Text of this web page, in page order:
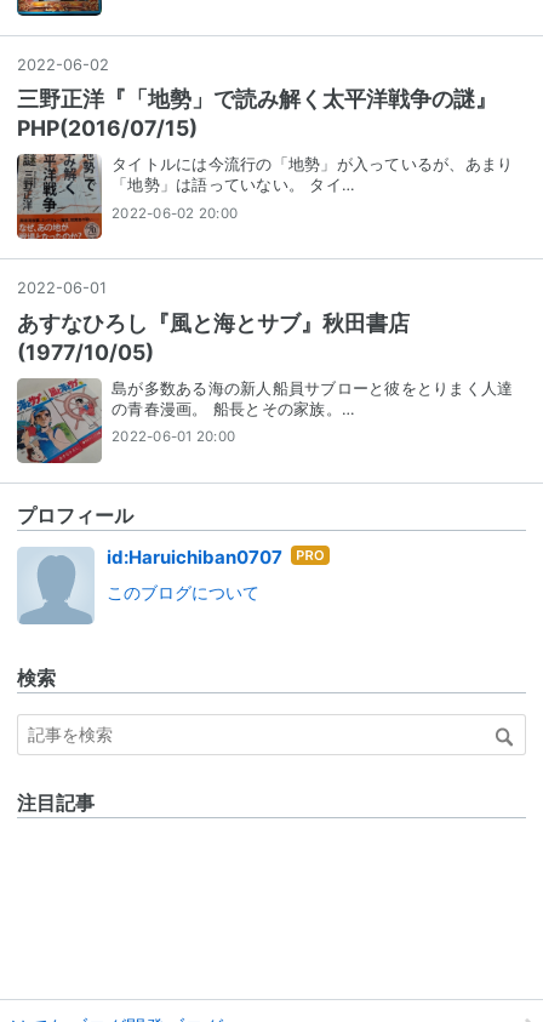
2022-06-02
三野正洋『「地勢」で読み解く太平洋戦争の謎』
PHP(2016/07/15)
タイトルには今流行の「地勢」が入っているが、あまり
「地勢」は語っていない。 タイ…
2022-06-02 20:00
2022-06-01
あすなひろし『風と海とサブ』秋田書店
(1977/10/05)
島が多数ある海の新人船員サブローと彼をとりまく人達
の青春漫画。 船長とその家族。…
2022-06-01 20:00
プロフィール
id:Haruichiban0707 はて
このブログについて
検索
注目記事